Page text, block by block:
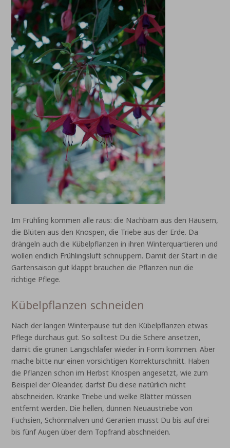
Im Frühling kommen alle raus: die Nachbarn aus den Häusern,
die Blüten aus den Knospen, die Triebe aus der Erde. Da
drängeln auch die Kübelpflanzen in ihren Winterquartieren und
wollen endlich Frühlingsluft schnuppern. Damit der Start in die
Gartensaison gut klappt brauchen die Pflanzen nun die
richtige Pflege.
Kübelpflanzen schneiden
Nach der langen Winterpause tut den Kübelpflanzen etwas
Pflege durchaus gut. So solltest Du die Schere ansetzen,
damit die grünen Langschläfer wieder in Form kommen. Aber
mache bitte nur einen vorsichtigen Korrekturschnitt. Haben
die Pflanzen schon im Herbst Knospen angesetzt, wie zum
Beispiel der Oleander, darfst Du diese natürlich nicht
abschneiden. Kranke Triebe und welke Blätter müssen
entfernt werden. Die hellen, dünnen Neuaustriebe von
Fuchsien, Schönmalven und Geranien musst Du bis auf drei
bis fünf Augen über dem Topfrand abschneiden.